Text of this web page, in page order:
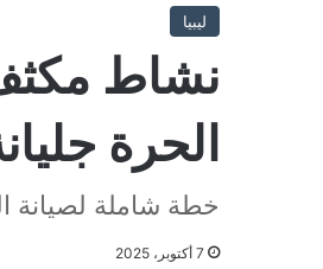
ليبيا
نشاط
الحرة
خطة شاملة لصيانة
7 أكتوبر، 2025